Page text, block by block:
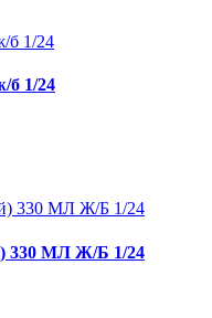
б 1/24
330 МЛ Ж/Б 1/24